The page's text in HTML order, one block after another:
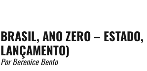
BRASIL, ANO ZERO –
LANÇAMENTO)
Por Berenice Bento